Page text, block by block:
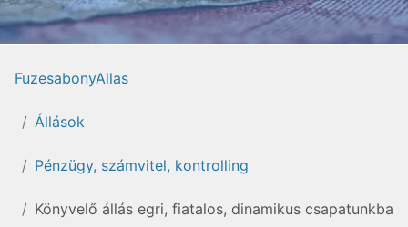
FuzesabonyAllas
Állások
Pénzügy, számvitel, kontrolling
Könyvelő állás egri, fiatalos, dinamikus csapatunkba